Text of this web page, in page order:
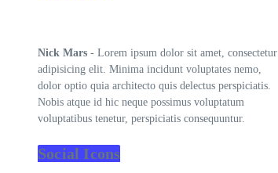
Nick Mars - Lorem ipsum dolor sit amet, consectetur
adipisicing elit. Minima incidunt voluptates nemo,
dolor optio quia architecto quis delectus perspiciatis.
Nobis atque id hic neque possimus voluptatum
voluptatibus tenetur, perspiciatis consequuntur.
Social Icons